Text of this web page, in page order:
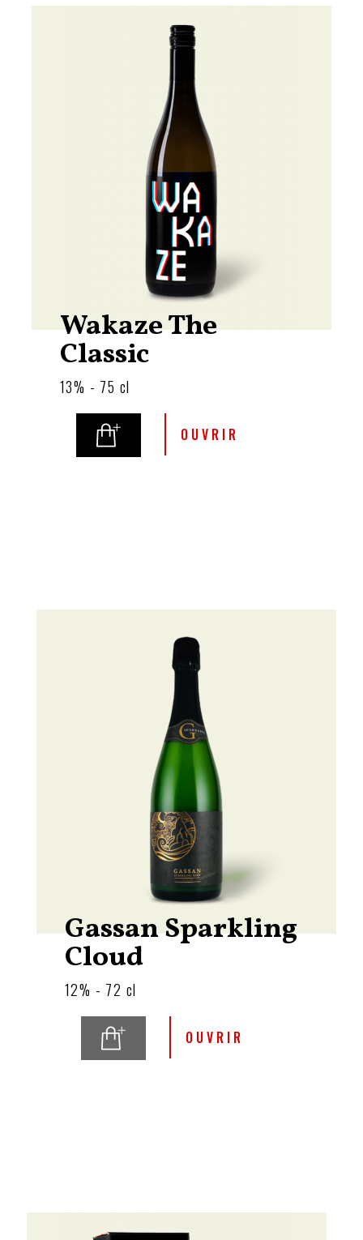
Wakaze The
Classic
13% - 75 cl
OUVRIR
Gassan Sparkling
Cloud
12% - 72 cl
OUVRIR